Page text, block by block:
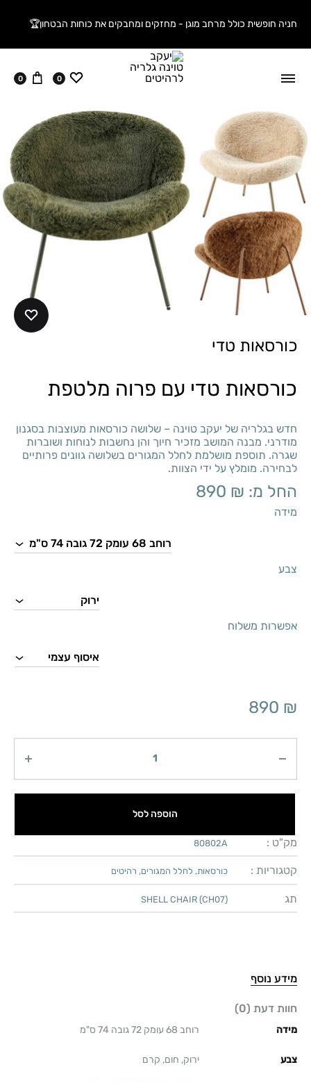
חניה חופשית כולל מרחב מוגן - מחזקים ומחבקים את כוחות הבטחון🏆
ווישליסט
0 עגלה
0
כורסאות טדי
כורסאות טדי עם פרוה מלטפת
חדש בגלריה של יעקב טוינה – שלושה כורסאות מעוצבות בסגנון
מודרני. מבנה המושב מזכיר חיוך והן נחשבות לנוחות ושוברות
שגרה. תוספת מושלמת לחלל המגורים בשלושה גוונים פרותיים
לבחירה. מומלץ על ידי הצוות.
החל מ: 890 ₪
מידה
צבע
אפשרות משלוח
890 ₪
הוספה לסל
מק"ט : 80802A
קטגוריות : כורסאות, לחלל המגורים, רהיטים
תג SHELL CHAIR (CH07)
מידע נוסף
חוות דעת (0)
מידה רוחב 68 עומק 72 גובה 74 ס"מ
צבע ירוק, חום, קרם